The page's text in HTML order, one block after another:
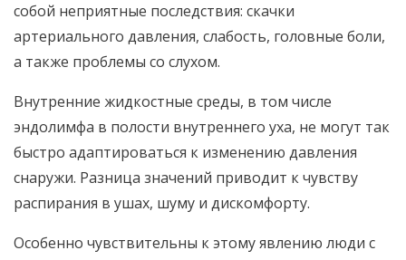
собой неприятные последствия: скачки
артериального давления, слабость, головные боли,
а также проблемы со слухом.
Внутренние жидкостные среды, в том числе
эндолимфа в полости внутреннего уха, не могут так
быстро адаптироваться к изменению давления
снаружи. Разница значений приводит к чувству
распирания в ушах, шуму и дискомфорту.
Особенно чувствительны к этому явлению люди с